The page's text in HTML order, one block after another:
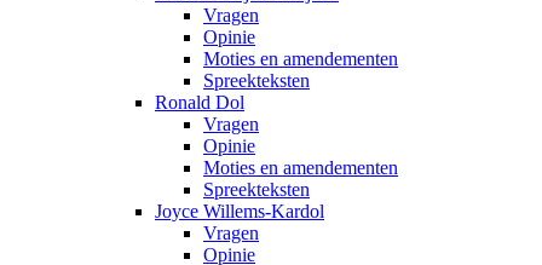
Vragen
Opinie
Moties en amendementen
Spreekteksten
Ronald Dol
Vragen
Opinie
Moties en amendementen
Spreekteksten
Joyce Willems-Kardol
Vragen
Opinie